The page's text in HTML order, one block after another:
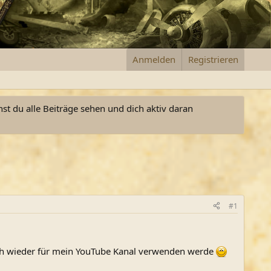
Anmelden Registrieren
du alle Beiträge sehen und dich aktiv daran
#1
für mein YouTube Kanal verwenden werde